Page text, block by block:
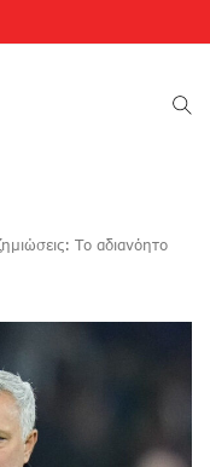
Το αδιανόητο